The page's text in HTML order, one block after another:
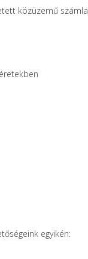
közüzemű számla
egyikén: